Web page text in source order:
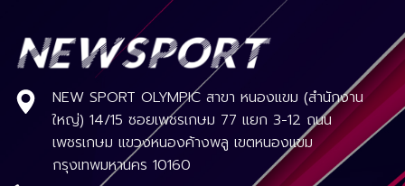
NEW SPORT OLYMPIC สาขา หนองแขม (สำนักงาน
ใหญ่) 14/15 ซอยเพชรเกษม 77 แยก 3-12 ถนน
เพชรเกษม แขวงหนองค้างพลู เขตหนองแขม
กรุงเทพมหานคร 10160